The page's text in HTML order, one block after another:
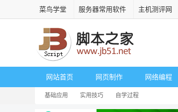
菜鸟学堂 服务器常用软件 主机测评网
网站首页 网页制作 网络编程
基础应用 实用技巧 自学过程